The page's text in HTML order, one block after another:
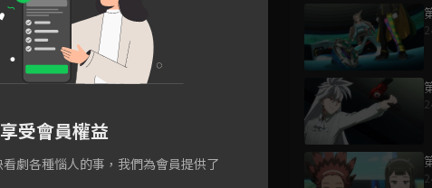
受會員權益
劇各種惱人的事，我們為會員提供了